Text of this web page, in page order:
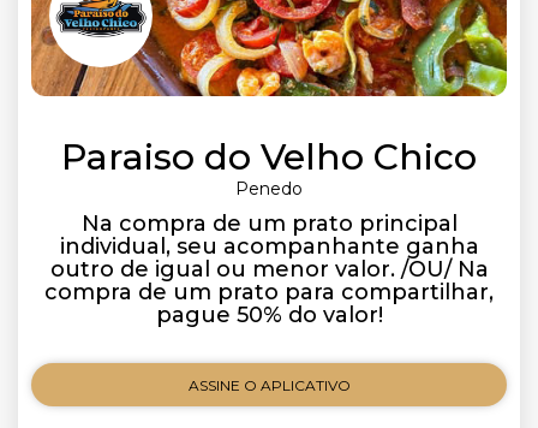
Paraiso do Velho Chico
Penedo
Na compra de um prato principal
individual, seu acompanhante ganha
outro de igual ou menor valor. /OU/ Na
compra de um prato para compartilhar,
pague 50% do valor!
ASSINE O APLICATIVO